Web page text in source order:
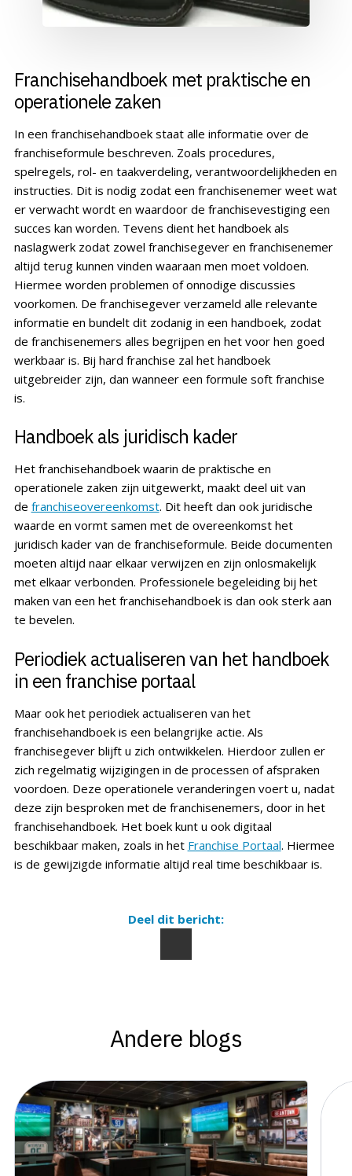
Franchisehandboek met praktische en
operationele zaken
In een franchisehandboek staat alle informatie over de
franchiseformule beschreven. Zoals procedures,
spelregels, rol- en taakverdeling, verantwoordelijkheden en
instructies. Dit is nodig zodat een franchisenemer weet wat
er verwacht wordt en waardoor de franchisevestiging een
succes kan worden. Tevens dient het handboek als
naslagwerk zodat zowel franchisegever en franchisenemer
altijd terug kunnen vinden waaraan men moet voldoen.
Hiermee worden problemen of onnodige discussies
voorkomen. De franchisegever verzameld alle relevante
informatie en bundelt dit zodanig in een handboek, zodat
de franchisenemers alles begrijpen en het voor hen goed
werkbaar is. Bij hard franchise zal het handboek
uitgebreider zijn, dan wanneer een formule soft franchise
is.
Handboek als juridisch kader
Het franchisehandboek waarin de praktische en
operationele zaken zijn uitgewerkt, maakt deel uit van
de franchiseovereenkomst. Dit heeft dan ook juridische
waarde en vormt samen met de overeenkomst het
juridisch kader van de franchiseformule. Beide documenten
moeten altijd naar elkaar verwijzen en zijn onlosmakelijk
met elkaar verbonden. Professionele begeleiding bij het
maken van een het franchisehandboek is dan ook sterk aan
te bevelen.
Periodiek actualiseren van het handboek
in een franchise portaal
Maar ook het periodiek actualiseren van het
franchisehandboek is een belangrijke actie. Als
franchisegever blijft u zich ontwikkelen. Hierdoor zullen er
zich regelmatig wijzigingen in de processen of afspraken
voordoen. Deze operationele veranderingen voert u, nadat
deze zijn besproken met de franchisenemers, door in het
franchisehandboek. Het boek kunt u ook digitaal
beschikbaar maken, zoals in het Franchise Portaal. Hiermee
is de gewijzigde informatie altijd real time beschikbaar is.
Deel dit bericht:
Andere blogs